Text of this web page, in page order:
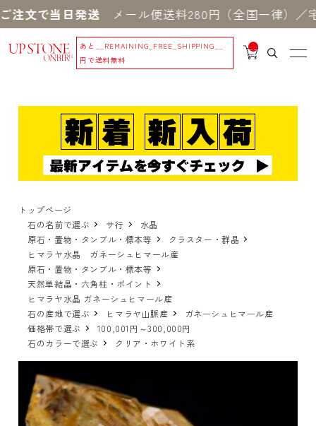
文で当日発送メール便送料280円（全国一律）／
あと
__REMAINING_FREE_SHIPPING__
円で送料無料
__
IT
_
トップページ
石の名前で選ぶ
サ行
水晶
原石・置物・タンブル・標本等
クラスター・群晶
ヒマラヤ水晶 ガネーシュヒマール産
原石・置物・タンブル・標本等
天然単結晶・六角柱・ポイント
ヒマラヤ水晶 ガネーシュヒマール産
石の産地で選ぶ
ヒマラヤ山脈産
ガネーシュヒマール産
価格帯で選ぶ
100,001円～300,000円
石のカラーで選ぶ
クリア・ホワイト系